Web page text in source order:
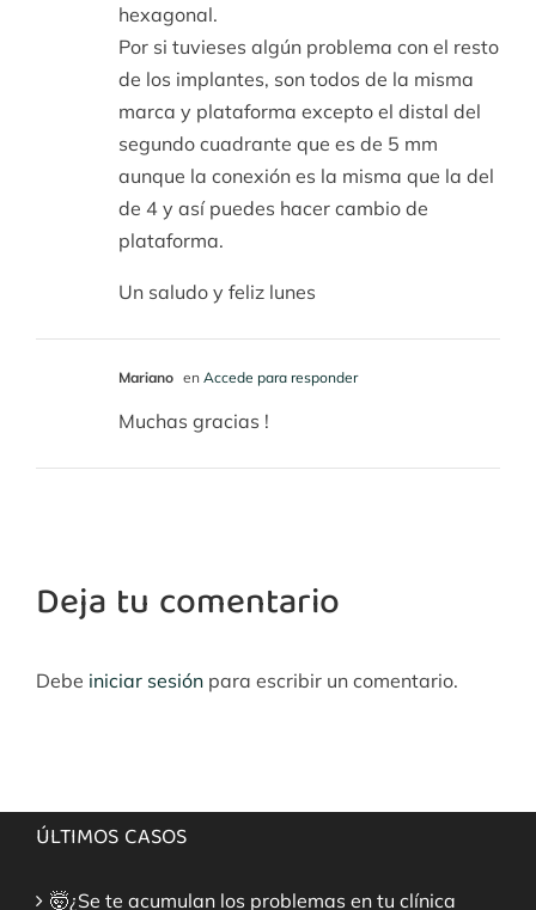
hexagonal.
Por si tuvieses algún problema con el resto
de los implantes, son todos de la misma
marca y plataforma excepto el distal del
segundo cuadrante que es de 5 mm
aunque la conexión es la misma que la del
de 4 y así puedes hacer cambio de
plataforma.
Un saludo y feliz lunes
Mariano en Accede para responder
Muchas gracias !
Deja tu comentario
Debe iniciar sesión para escribir un comentario.
ÚLTIMOS CASOS
🤯¿Se te acumulan los problemas en tu clínica